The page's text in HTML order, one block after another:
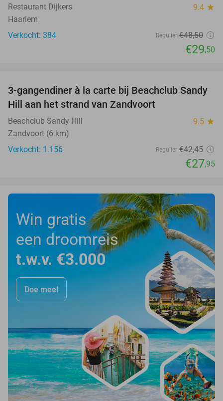
Restaurant Dijkers 9.4 star
Haarlem
Verkocht: 384
Regulier €48,50
€29,50
34%
3-gangendiner à la carte bij Beachclub Sandy
Hill aan het strand van Zandvoort
Beachclub Sandy Hill 9.5 star
Zandvoort (6 km)
Verkocht: 1.156
Regulier €42,45
€27,95
Win gratis
een droomreis
t.w.v. €3.000
Doe mee!